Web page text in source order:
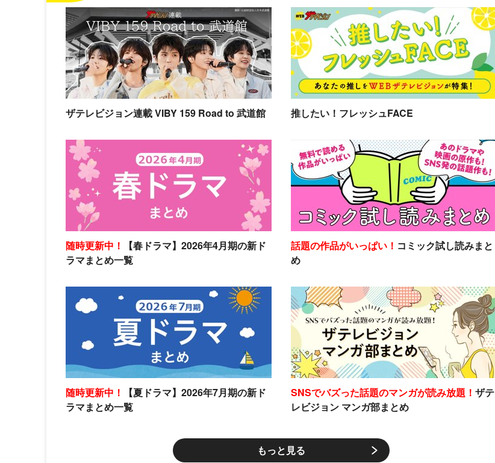
ザテレビジョン連載 VIBY 159 Road to 武道館 推したい！フレッシュFACE
随時更新中！
【春ドラマ】2026年4月期の新ド
ラマまとめ一覧
話題の作品がいっぱい！ コミック試し読みまと
め
随時更新中！
【夏ドラマ】2026年7月期の新ド
ラマまとめ一覧
SNSでバズった話題のマンガが読み放題！ ザテ
レビジョン マンガ部まとめ
もっと見る